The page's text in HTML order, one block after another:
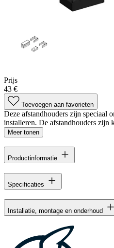
Prijs
43 €
Toevoegen aan favorieten
Deze afstandhouders zijn speciaal
installeren. De afstandhouders zijn
Meer tonen
Productinformatie
Specificaties
Installatie, montage en onderhoud